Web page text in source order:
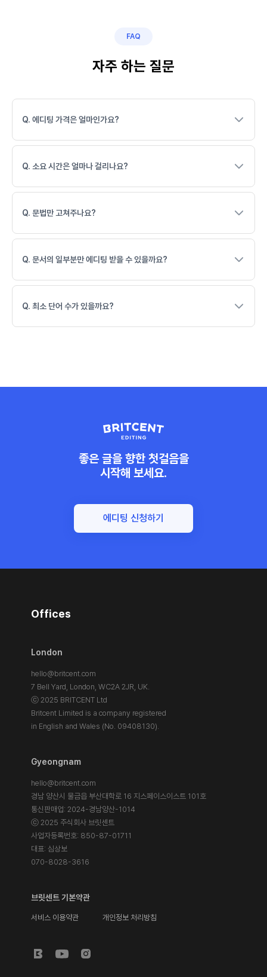
FAQ
자주 하는 질문
Q. 에디팅 가격은 얼마인가요?
Q. 소요 시간은 얼마나 걸리나요?
Q. 문법만 고쳐주나요?
Q. 문서의 일부분만 에디팅 받을 수 있을까요?
Q. 최소 단어 수가 있을까요?
좋은 글을 향한 첫걸음을
시작해 보세요.
에디팅 신청하기
Offices
London
hello@britcent.com
7 Bell Yard, London, WC2A 2JR, UK.
ⓒ 2025 BRITCENT Ltd
Britcent Limited is a company registered
in English and Wales (No. 09408130).
Gyeongnam
hello@britcent.com
경남 양산시 물금읍 부산대학로 16 지스페이스이스트 101호
통신판매업: 2024-경남양산-1014
ⓒ 2025 주식회사 브릿센트
사업자등록번호: 850-87-01711
대표: 심상보
070-8028-3616
브릿센트 기본약관
서비스 이용약관 개인정보 처리방침